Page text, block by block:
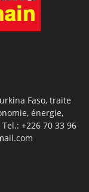
Faso, traite
énergie,
+226 70 33 96